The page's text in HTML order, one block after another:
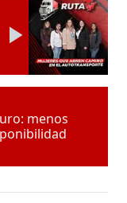
menos